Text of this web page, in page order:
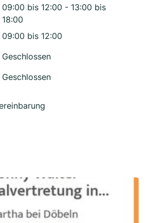
09:00 bis 12:00 - 13:00 bis
18:00
09:00 bis 12:00
Geschlossen
Geschlossen